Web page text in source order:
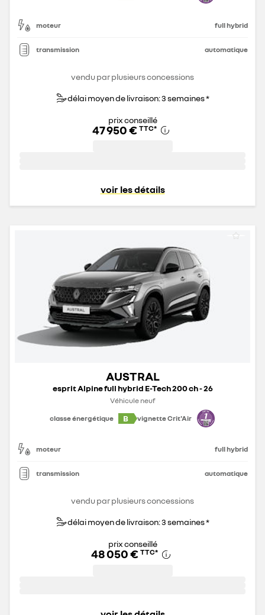
moteur full hybrid
transmission automatique
vendu par plusieurs concessions
délai moyen de livraison: 3 semaines *
prix conseillé
47 950 € TTC*
voir les détails
AUSTRAL
esprit Alpine full hybrid E-Tech 200 ch - 26
Véhicule neuf
classe énergétique
B vignette Crit'Air
moteur full hybrid
transmission automatique
vendu par plusieurs concessions
délai moyen de livraison: 3 semaines *
prix conseillé
48 050 € TTC*